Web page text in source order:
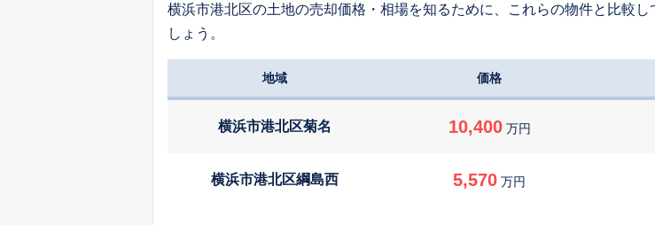
新羽町 3,680 万円
2026 6 -
日吉 2026
横浜市港北区の土地の売却価格・相場を知るために、これらの物件と比較
しょう。
地域 価格
横浜市港北区菊名 10,400 万円
横浜市港北区綱島西 5,570 万円